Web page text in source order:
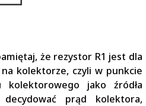
że rezystor R1 jest dla
kolektorze, czyli w punkcie
kolektorowego jako źródła
prąd kolektora,